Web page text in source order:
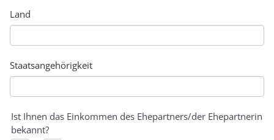
Land
Staatsangehörigkeit
Ist Ihnen das Einkommen des Ehepartners/der Ehepartnerin
bekannt?